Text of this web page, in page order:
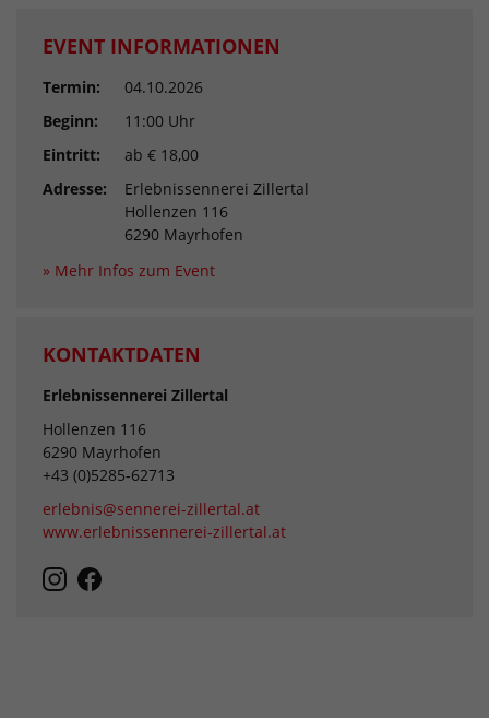
EVENT INFORMATIONEN
Termin:
04.10.2026
Beginn:
11:00 Uhr
Eintritt:
ab € 18,00
Adresse:
Erlebnissennerei Zillertal
Hollenzen 116
6290 Mayrhofen
» Mehr Infos zum Event
KONTAKTDATEN
Erlebnissennerei Zillertal
Hollenzen 116
6290 Mayrhofen
+43 (0)5285-62713
erlebnis@sennerei-zillertal.at
www.erlebnissennerei-zillertal.at